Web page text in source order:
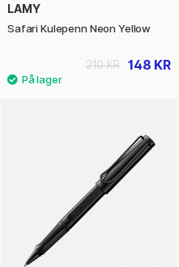
LAMY
Safari Kulepenn Neon Yellow
148 KR
210 KR